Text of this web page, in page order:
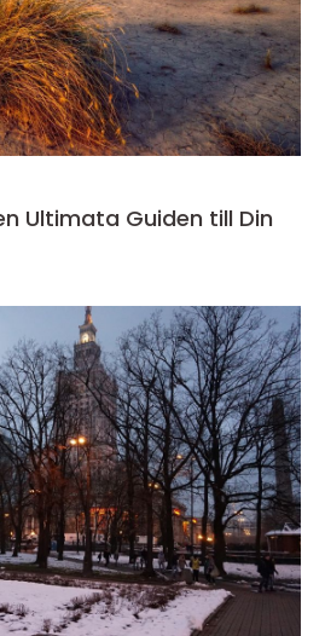
Ultimata Guiden till Din